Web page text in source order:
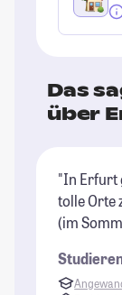
Das
über
"In Erfurt
tolle Orte
(im